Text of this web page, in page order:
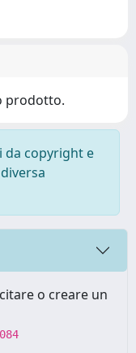
prodotto.
da copyright e
o creare un